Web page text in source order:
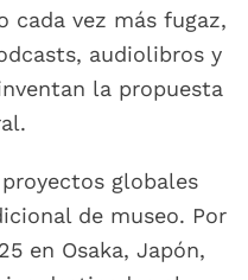
cada vez más fugaz,
audiolibros y
la propuesta
globales
de museo. Por
en Osaka, Japón,